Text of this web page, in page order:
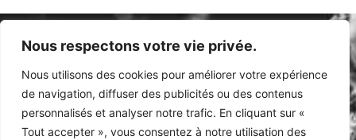
Nous respectons votre vie privée.
Nous utilisons des cookies pour améliorer votre expérience
de navigation, diffuser des publicités ou des contenus
personnalisés et analyser notre trafic. En cliquant sur «
Tout accepter », vous consentez à notre utilisation des